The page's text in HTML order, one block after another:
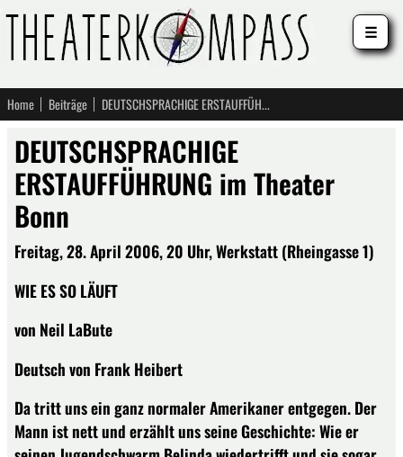
Home Beiträge DEUTSCHSPRACHIGE ERSTAUFFÜHRUNG im Theater Bonn
DEUTSCHSPRACHIGE
ERSTAUFFÜHRUNG im Theater
Bonn
Freitag, 28. April 2006, 20 Uhr, Werkstatt (Rheingasse 1)
WIE ES SO LÄUFT
von Neil LaBute
Deutsch von Frank Heibert
Da tritt uns ein ganz normaler Amerikaner entgegen. Der
Mann ist nett und erzählt uns seine Geschichte: Wie er
☰